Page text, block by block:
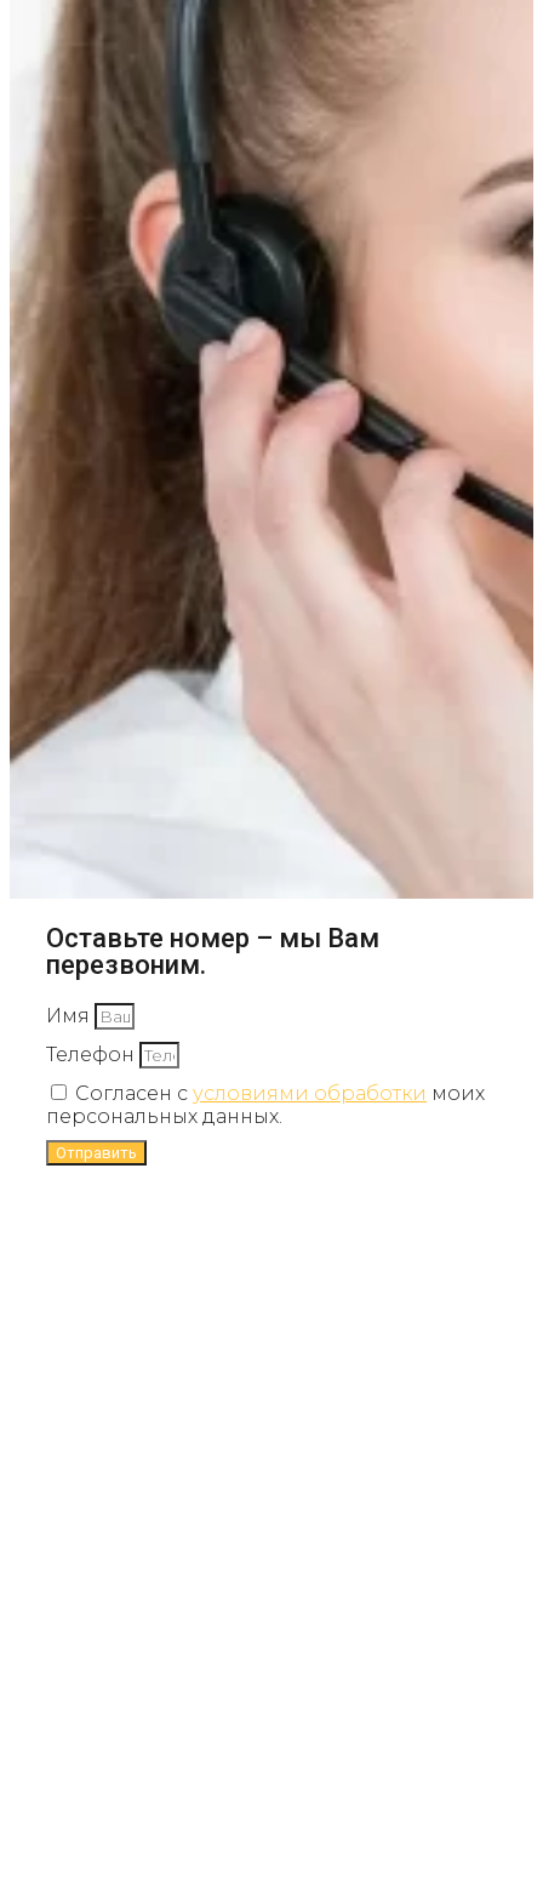
Оставьте номер – мы Вам
перезвоним.
Имя
Телефон
Согласен с условиями обработки моих
персональных данных.
Отправить